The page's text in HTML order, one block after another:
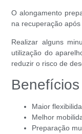
O alongamento
na recuperação
Realizar alguns
utilização do
reduzir o risco de
Maior
Melhor
Preparação